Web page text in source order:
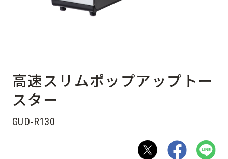
高速スリムポップアップトー
スター
GUD-R130